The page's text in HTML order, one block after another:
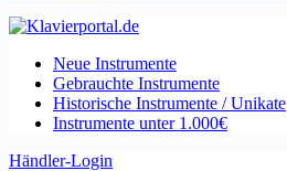
Neue Instrumente
Gebrauchte Instrumente
Historische Instrumente / Unikate
Instrumente unter 1.000€
Händler-Login